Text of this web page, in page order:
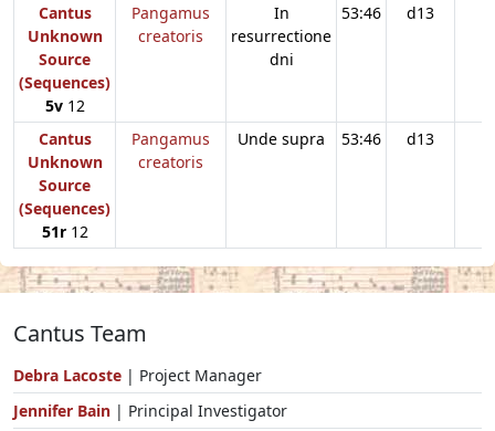
Cantus
Unknown
Source
(Sequences)
5v12
Pangamus
creatoris
In
resurrectione
dni
53:46 d13
Cantus
Unknown
Source
(Sequences)
51r12
Pangamus
creatoris
Unde supra 53:46 d13
Cantus Team
Debra Lacoste | Project Manager
Jennifer Bain | Principal Investigator